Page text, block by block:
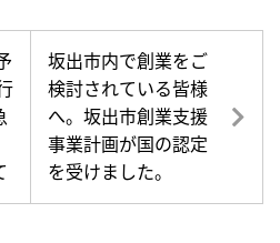
坂出市内で創業をご
検討されている皆様
へ。坂出市創業支援
事業計画が国の認定
を受けました。